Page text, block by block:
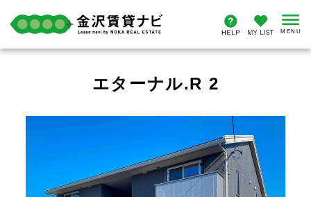
エターナル.R 2